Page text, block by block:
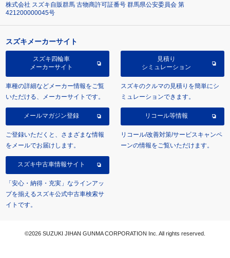
株式会社 スズキ自販群馬 古物商許可証番号 群馬県公安委員会 第
421200000045号
スズキメーカーサイト
スズキ四輪車
メーカーサイト
車種の詳細などメーカー情報をご覧
いただける、メーカーサイトです。
見積り
シミュレーション
スズキのクルマの見積りを簡単にシ
ミュレーションできます。
メールマガジン登録
ご登録いただくと、さまざまな情報
をメールでお届けします。
リコール等情報
リコール/改善対策/サービスキャンペ
ーンの情報をご覧いただけます。
スズキ中古車情報サイト
「安心・納得・充実」なラインアッ
プを揃えるスズキ公式中古車検索サ
イトです。
©2026 SUZUKI JIHAN GUNMA CORPORATION Inc. All rights reserved.